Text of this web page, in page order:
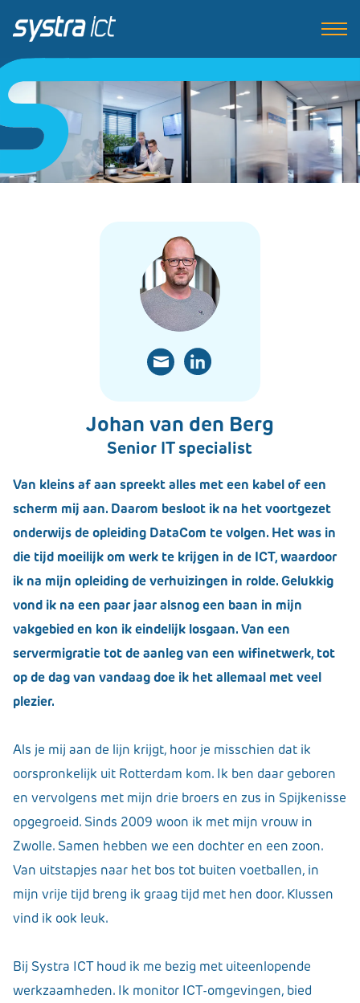
Johan van den Berg
Senior IT specialist
Van kleins af aan spreekt alles met een kabel of een
scherm mij aan. Daarom besloot ik na het voortgezet
onderwijs de opleiding DataCom te volgen. Het was in
die tijd moeilijk om werk te krijgen in de ICT, waardoor
ik na mijn opleiding de verhuizingen in rolde. Gelukkig
vond ik na een paar jaar alsnog een baan in mijn
vakgebied en kon ik eindelijk losgaan. Van een
servermigratie tot de aanleg van een wifinetwerk, tot
op de dag van vandaag doe ik het allemaal met veel
plezier.
Als je mij aan de lijn krijgt, hoor je misschien dat ik
oorspronkelijk uit Rotterdam kom. Ik ben daar geboren
en vervolgens met mijn drie broers en zus in Spijkenisse
opgegroeid. Sinds 2009 woon ik met mijn vrouw in
Zwolle. Samen hebben we een dochter en een zoon.
Van uitstapjes naar het bos tot buiten voetballen, in
mijn vrije tijd breng ik graag tijd met hen door. Klussen
vind ik ook leuk.
Bij Systra ICT houd ik me bezig met uiteenlopende
werkzaamheden. Ik monitor ICT-omgevingen, bied